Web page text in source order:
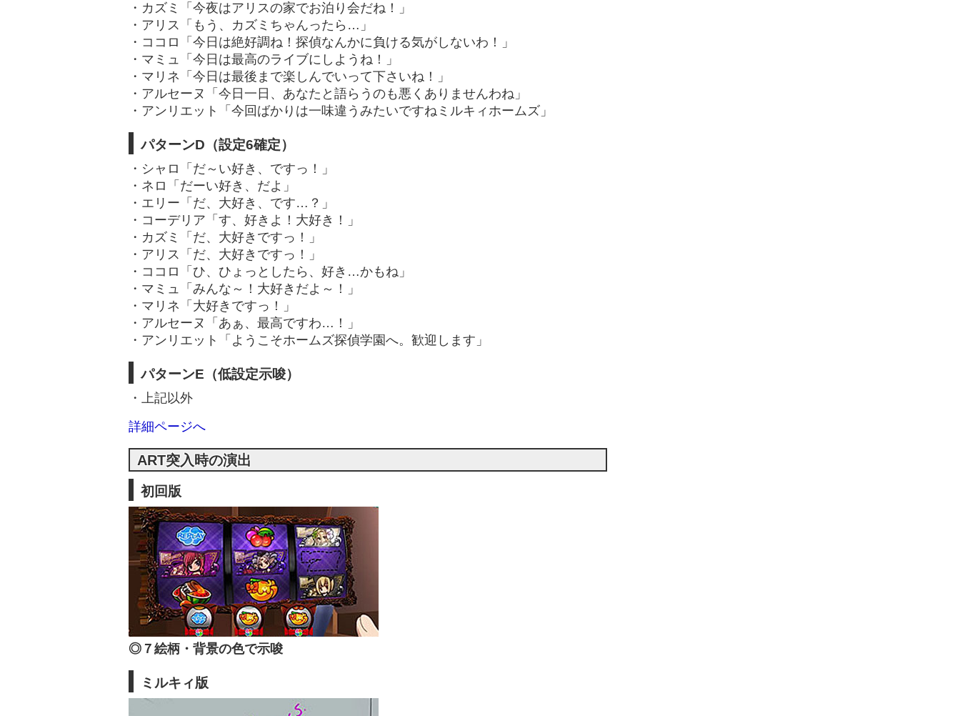
・カズミ「今夜はアリスの家でお泊り会だね！」
・アリス「もう、カズミちゃんったら…」
・ココロ「今日は絶好調ね！探偵なんかに負ける気がしないわ！」
・マミュ「今日は最高のライブにしようね！」
・マリネ「今日は最後まで楽しんでいって下さいね！」
・アルセーヌ「今日一日、あなたと語らうのも悪くありませんわね」
・アンリエット「今回ばかりは一味違うみたいですねミルキィホームズ」
パターンD（設定6確定）
・シャロ「だ～い好き、ですっ！」
・ネロ「だーい好き、だよ」
・エリー「だ、大好き、です…？」
・コーデリア「す、好きよ！大好き！」
・カズミ「だ、大好きですっ！」
・アリス「だ、大好きですっ！」
・ココロ「ひ、ひょっとしたら、好き…かもね」
・マミュ「みんな～！大好きだよ～！」
・マリネ「大好きですっ！」
・アルセーヌ「あぁ、最高ですわ…！」
・アンリエット「ようこそホームズ探偵学園へ。歓迎します」
パターンE（低設定示唆）
・上記以外
詳細ページへ
ART突入時の演出
初回版
◎７絵柄・背景の色で示唆
ミルキィ版